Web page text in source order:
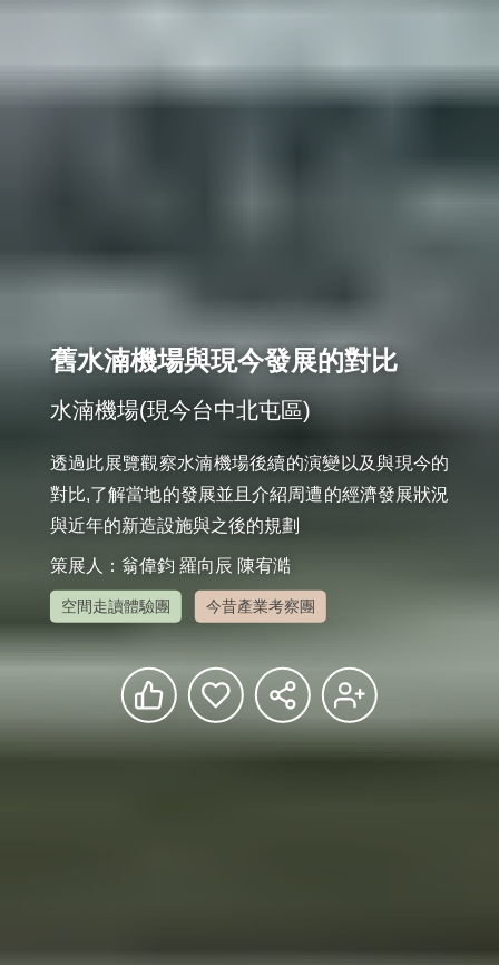
舊水湳機場與現今發展的對比
水湳機場(現今台中北屯區)
透過此展覽觀察水湳機場後續的演變以及與現今的
對比,了解當地的發展並且介紹周遭的經濟發展狀況
與近年的新造設施與之後的規劃
策展人：翁偉鈞 羅向辰 陳宥澔
空間走讀體驗團 今昔產業考察團